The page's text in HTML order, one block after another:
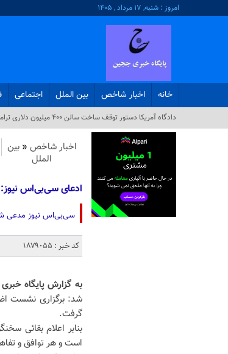
امروز : شنبه, ۱۷ مرداد , ۱۴۰۵
خانه اخبار شاخص بین الملل اجتماعی
دادگاه آمریکا دستور توقف ساخت سالن ۴۰۰ میلیون دلاری ترامپ را صادر کرد_
اخبار شاخص « بین
الملل
ادعای سی‌بی‌اس نیوز:
سی‌بی‌اس نیوز مدعی
کد خبر : 1879055
به گزارش پایگاه
شد: برگزاری نشست
گرفت.
است و هر توافق و